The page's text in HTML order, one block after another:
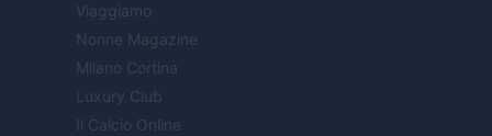
Viaggiamo
Nonne Magazine
Milano Cortina
Luxury Club
Il Calcio Online